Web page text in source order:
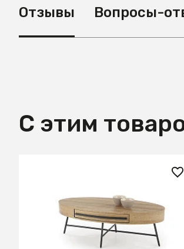
Отзывы Вопросы-
С этим
Стол журнальный Halmar
CAROLINA (дуб золотой/черный)